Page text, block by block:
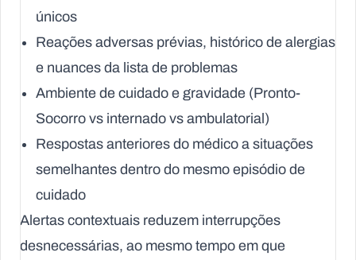
únicos
Reações adversas prévias, histórico de alergias
e nuances da lista de problemas
Ambiente de cuidado e gravidade (Pronto-
Socorro vs internado vs ambulatorial)
Respostas anteriores do médico a situações
semelhantes dentro do mesmo episódio de
cuidado
Alertas contextuais reduzem interrupções
desnecessárias, ao mesmo tempo em que